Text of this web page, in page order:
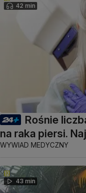
42 min
Rośnie
na raka piersi.
WYWIAD MEDYCZNY
43 min